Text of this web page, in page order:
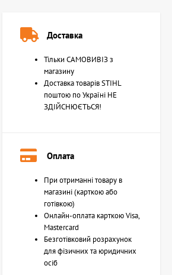
Доставка
Тільки САМОВИВІЗ з
магазину
Доставка товарів STIHL
поштою по Україні НЕ
ЗДІЙСНЮЄТЬСЯ!
Оплата
При отриманні товару в
магазині (карткою або
готівкою)
Онлайн-оплата карткою Visa,
Mastercard
Безготівковий розрахунок
для фізичних та юридичних
осіб